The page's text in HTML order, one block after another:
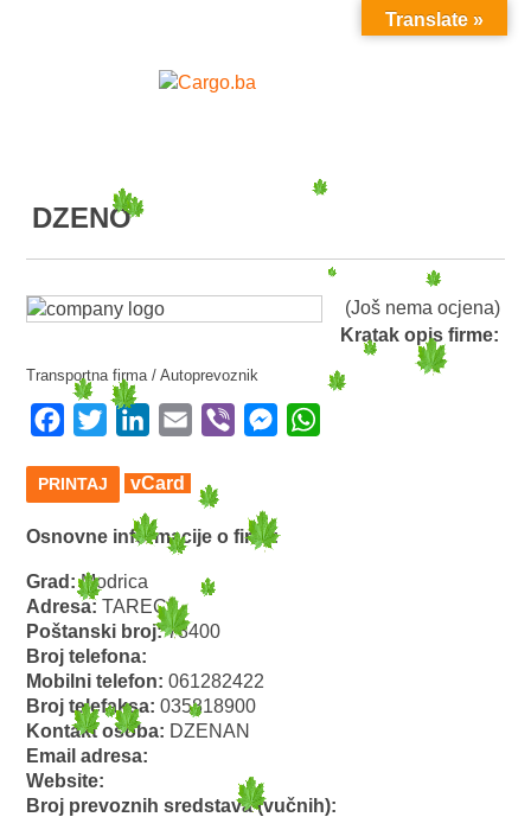
MENU
DZENO
(Još nema ocjena)
Kratak opis firme:
Transportna firma / Autoprevoznik
Facebook
Twitter LinkedIn
Email Viber Messenger
PRINTAJ vCard
Osnovne informacije o firmi:
Grad:Modrica
Adresa:TARECI
Poštanski broj:78400
Broj telefona:
Mobilni telefon:061282422
Broj telefaksa:035818900
Kontakt osoba: DZENAN
Email adresa:
Website:
Broj prevoznih sredstava (vučnih):
Translate »